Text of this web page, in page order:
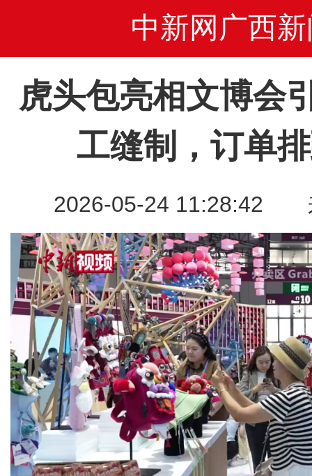
中新网广西新
虎头包亮相文博会
工缝制，订单
2026-05-24 11:28:42